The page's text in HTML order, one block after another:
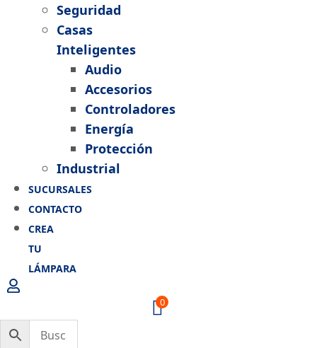
Seguridad
Casas
Inteligentes
Audio
Accesorios
Controladores
Energía
Protección
Industrial
SUCURSALES
CONTACTO
CREA
TU
LÁMPARA
0